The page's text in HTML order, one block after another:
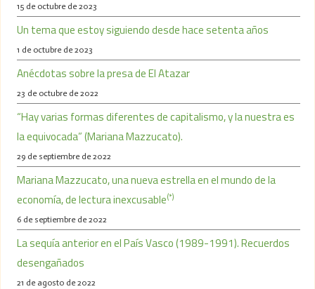
15 de octubre de 2023
Un tema que estoy siguiendo desde hace setenta años
1 de octubre de 2023
Anécdotas sobre la presa de El Atazar
23 de octubre de 2022
“Hay varias formas diferentes de capitalismo, y la nuestra es
la equivocada” (Mariana Mazzucato).
29 de septiembre de 2022
Mariana Mazzucato, una nueva estrella en el mundo de la
economía, de lectura inexcusable(*)
6 de septiembre de 2022
La sequía anterior en el País Vasco (1989-1991). Recuerdos
desengañados
21 de agosto de 2022